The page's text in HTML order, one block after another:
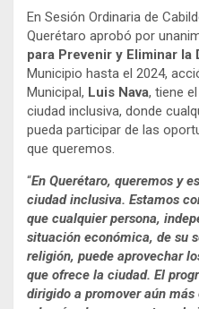
En Sesión Ordinaria de
Querétaro aprobó por
para Prevenir y Eliminar la
Municipio hasta el 2024,
Municipal, Luis Nava, tiene
ciudad inclusiva, donde
pueda participar de las
que queremos.
“En Querétaro, queremos y
ciudad inclusiva. Estamos
que cualquier persona,
situación económica, de su
religión, puede aprovechar
que ofrece la ciudad. El
dirigido a promover aún